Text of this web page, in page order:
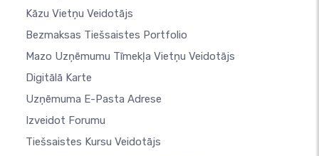
Kāzu Vietņu Veidotājs
Bezmaksas Tiešsaistes Portfolio
Mazo Uzņēmumu Tīmekļa Vietņu Veidotājs
Digitālā Karte
Uzņēmuma E-Pasta Adrese
Izveidot Forumu
Tiešsaistes Kursu Veidotājs